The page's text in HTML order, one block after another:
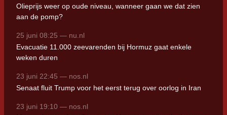
Olieprijs weer op oude niveau, wanneer gaan we dat zien
aan de pomp?
25 juni 08:25 — nu.nl
Evacuatie 11.000 zeevarenden bij Hormuz gaat enkele
weken duren
23 juni 22:45 — nos.nl
Senaat fluit Trump voor het eerst terug over oorlog in Iran
23 juni 19:10 — nos.nl